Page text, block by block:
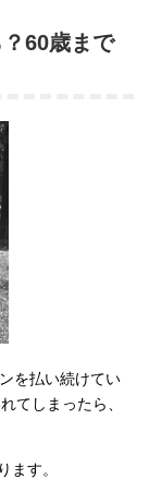
60歳まで
を払い続けてい
てしまったら、
ます。